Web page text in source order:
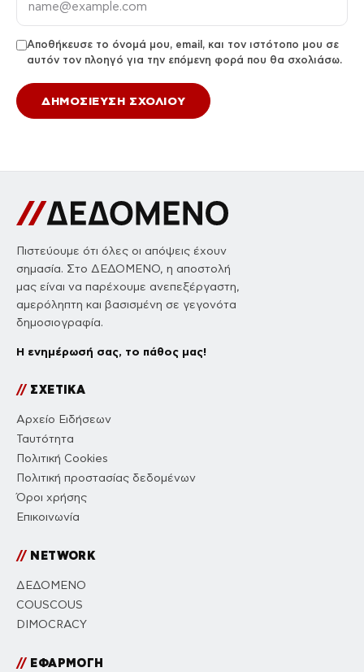
Αποθήκευσε το όνομά μου, email, και τον ιστότοπο μου σε
αυτόν τον πλοηγό για την επόμενη φορά που θα σχολιάσω.
Πιστεύουμε ότι όλες οι απόψεις έχουν
σημασία. Στο ΔΕΔΟΜΕΝΟ, η αποστολή
μας είναι να παρέχουμε ανεπεξέργαστη,
αμερόληπτη και βασισμένη σε γεγονότα
δημοσιογραφία.
Η ενημέρωσή σας, το πάθος μας!
//ΣΧΕΤΙΚΑ
Αρχείο Ειδήσεων
Ταυτότητα
Πολιτική Cookies
Πολιτική προστασίας δεδομένων
Όροι χρήσης
Επικοινωνία
//NETWORK
ΔΕΔΟΜΕΝΟ
COUSCOUS
DIMOCRACY
//ΕΦΑΡΜΟΓΗ